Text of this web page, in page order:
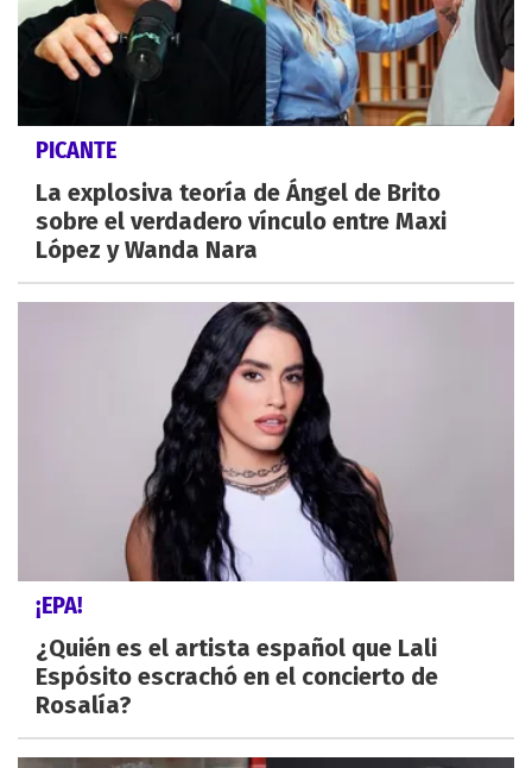
PICANTE
La explosiva teoría de Ángel de Brito
sobre el verdadero vínculo entre Maxi
López y Wanda Nara
¡EPA!
¿Quién es el artista español que Lali
Espósito escrachó en el concierto de
Rosalía?